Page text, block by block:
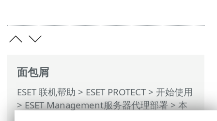
面包屑
ESET 联机帮助 > ESET PROTECT> 开始使用
>ESET Management服务器代理部署>本